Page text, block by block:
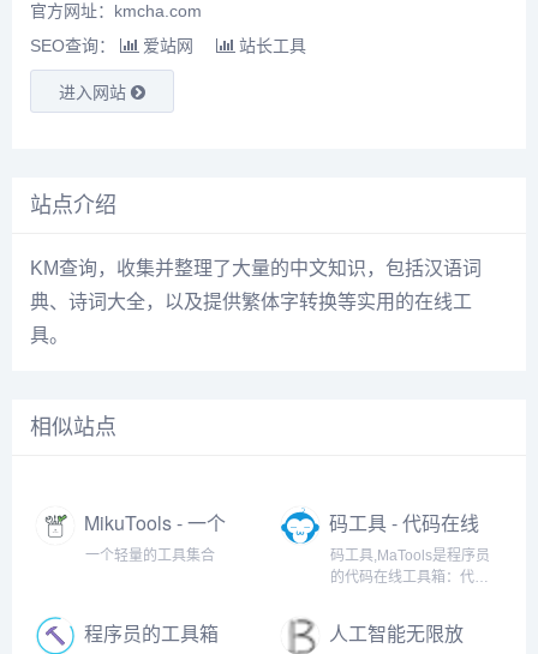
官方网址：kmcha.com
SEO查询：
爱站网 站长工具
进入网站
站点介绍
KM查询，收集并整理了大量的中文知识，包括汉语词
典、诗词大全，以及提供繁体字转换等实用的在线工
具。
相似站点
MikuTools - 一个
轻量的工具集合
一个轻量的工具集合
码工具 - 代码在线
工具箱
码工具,MaTools是程序员
的代码在线工具箱：代码
密解密、时间戳、二维
码、在线API、Crontab、
程序员的工具箱
人工智能无限放